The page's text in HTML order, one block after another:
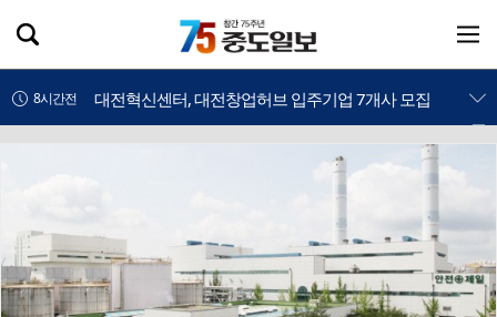
8시간전
8시간전 대전혁신센터, 대전창업허브 입주기업 7개사 모집
[교단만필] 더 쉽게 만드는 시대, 더 깊게 배우는 교육
대전시 2037년 전력자립도 108% 달성 관건은 '주민 수용성'
8시간전 ‘폭염으로 단축 영업합니다’